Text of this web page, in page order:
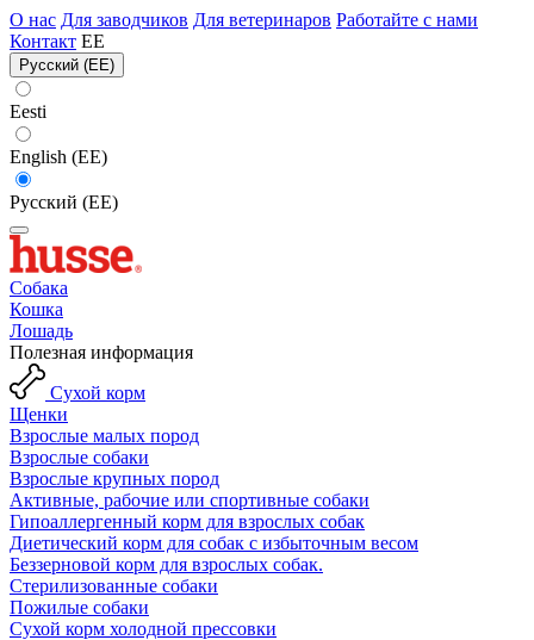
О нас Для заводчиков Для ветеринаров Работайте с нами
Контакт EE
Русский (EE)
Eesti
English (EE)
Русский (EE)
Собака
Кошка
Лошадь
Полезная информация
Сухой корм
Щенки
Взрослые малых пород
Взрослые собаки
Взрослые крупных пород
Активные, рабочие или спортивные собаки
Гипоаллергенный корм для взрослых собак
Диетический корм для собак с избыточным весом
Беззерновой корм для взрослых собак.
Стерилизованные собаки
Пожилые собаки
Сухой корм холодной прессовки